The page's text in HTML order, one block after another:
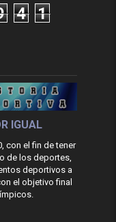
4 1
IGUAL
con el fin de tener
de los deportes,
deportivos a
el objetivo final